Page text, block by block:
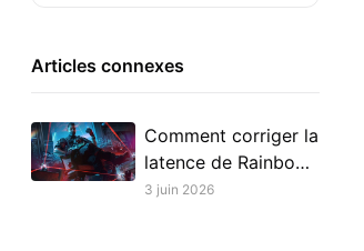
Articles connexes
Comment corriger la
latence de Rainbow
Six Siege X sur
3 juin 2026